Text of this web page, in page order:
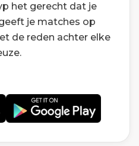
het gerecht dat je
je matches op
de reden achter elke